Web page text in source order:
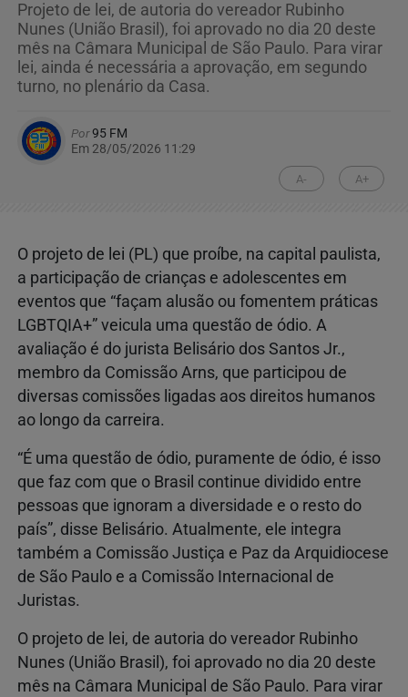
Projeto de lei, de autoria do vereador Rubinho
Nunes (União Brasil), foi aprovado no dia 20 deste
mês na Câmara Municipal de São Paulo. Para virar
lei, ainda é necessária a aprovação, em segundo
turno, no plenário da Casa.
Por95 FM
Em 28/05/2026 11:29
A- A+
O projeto de lei (PL) que proíbe, na capital paulista,
a participação de crianças e adolescentes em
eventos que “façam alusão ou fomentem práticas
LGBTQIA+” veicula uma questão de ódio. A
avaliação é do jurista Belisário dos Santos Jr.,
membro da Comissão Arns, que participou de
diversas comissões ligadas aos direitos humanos
ao longo da carreira.
“É uma questão de ódio, puramente de ódio, é isso
que faz com que o Brasil continue dividido entre
pessoas que ignoram a diversidade e o resto do
país”, disse Belisário. Atualmente, ele integra
também a Comissão Justiça e Paz da Arquidiocese
de São Paulo e a Comissão Internacional de
Juristas.
O projeto de lei, de autoria do vereador Rubinho
Nunes (União Brasil), foi aprovado no dia 20 deste
mês na Câmara Municipal de São Paulo. Para virar